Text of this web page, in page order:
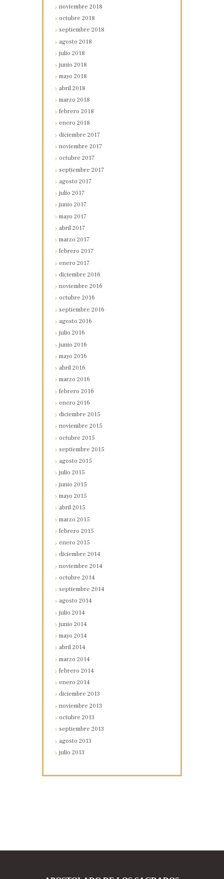
noviembre2018
octubre2018
septiembre2018
agosto2018
julio2018
junio2018
mayo2018
abril2018
marzo2018
febrero2018
enero2018
diciembre2017
noviembre2017
octubre2017
septiembre2017
agosto2017
julio2017
junio2017
mayo2017
abril2017
marzo2017
febrero2017
enero2017
diciembre2016
noviembre2016
octubre2016
septiembre2016
agosto2016
julio2016
junio2016
mayo2016
abril2016
marzo2016
febrero2016
enero2016
diciembre2015
noviembre2015
octubre2015
septiembre2015
agosto2015
julio2015
junio2015
mayo2015
abril2015
marzo2015
febrero2015
enero2015
diciembre2014
noviembre2014
octubre2014
septiembre2014
agosto2014
julio2014
junio2014
mayo2014
abril2014
marzo2014
febrero2014
enero2014
diciembre2013
noviembre2013
octubre2013
septiembre2013
agosto2013
julio2013